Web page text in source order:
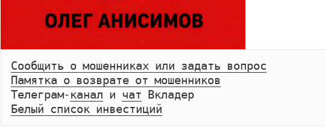
Сообщить о мошенниках или задать вопрос
Памятка о возврате от мошенников
Телеграм- канал и чат
Вкладер
Белый список инвестиций